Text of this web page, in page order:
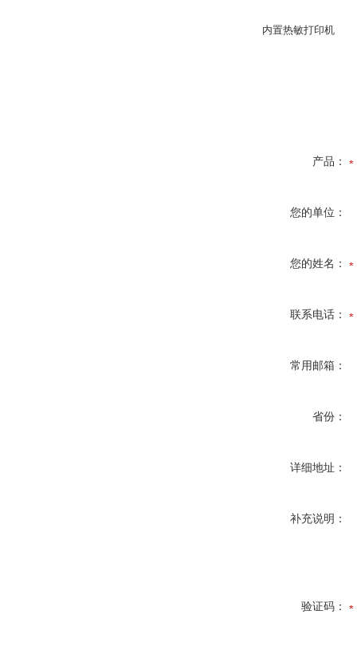
内置热敏打印机
产品：
您的单位：
您的姓名：
联系电话：
常用邮箱：
省份：
详细地址：
补充说明：
验证码：